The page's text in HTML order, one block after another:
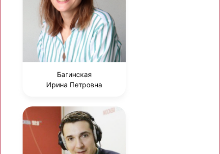
Багинская
Ирина Петровна